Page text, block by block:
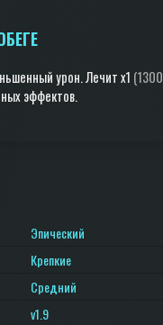
урон.Лечитx1
эффектов.
Эпический
Крепкие
Средний
v1.9